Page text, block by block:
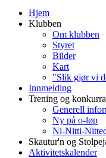
Hjem
Klubben
Om klubben
Styret
Bilder
Kart
"Slik gjør vi
Innmelding
Trening og
Generell
Ny på o-løp
Ni-Nitti-
Skautur'n og
Aktivitetskalender